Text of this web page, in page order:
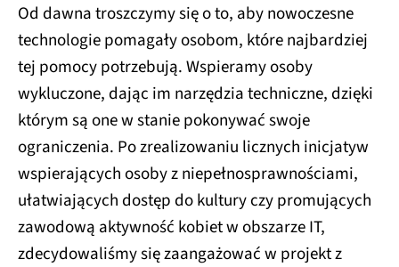
Od dawna troszczymy się o to, aby nowoczesne
technologie pomagały osobom, które najbardziej
tej pomocy potrzebują. Wspieramy osoby
wykluczone, dając im narzędzia techniczne, dzięki
którym są one w stanie pokonywać swoje
ograniczenia. Po zrealizowaniu licznych inicjatyw
wspierających osoby z niepełnosprawnościami,
ułatwiających dostęp do kultury czy promujących
zawodową aktywność kobiet w obszarze IT,
zdecydowaliśmy się zaangażować w projekt z